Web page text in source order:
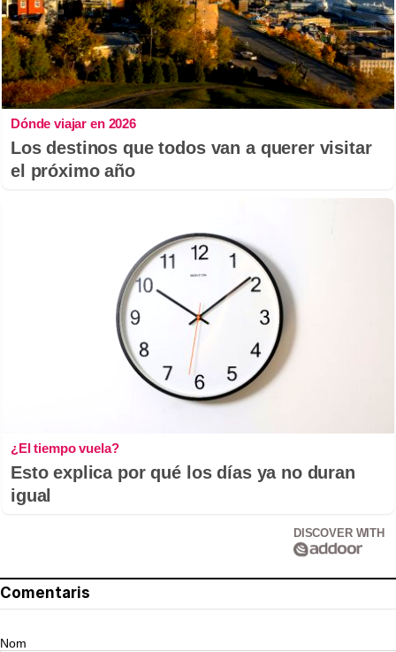
Dónde viajar en 2026
Los destinos que todos van a querer visitar
el próximo año
¿El tiempo vuela?
Esto explica por qué los días ya no duran
igual
DISCOVER WITH
Comentaris
Nom